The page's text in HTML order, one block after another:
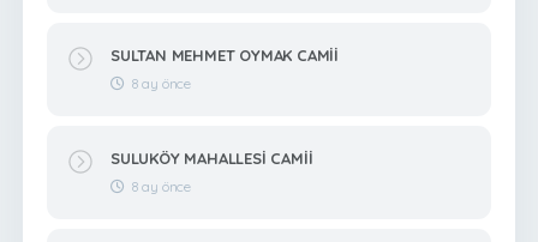
SULTAN MEHMET OYMAK CAMİİ
8 ay önce
SULUKÖY MAHALLESİ CAMİİ
8 ay önce